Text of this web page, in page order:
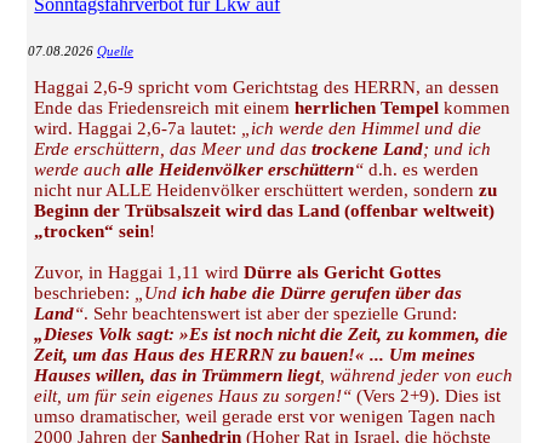
Sonntagsfahrverbot für Lkw auf
07.08.2026 Quelle
Haggai 2,6-9 spricht vom Gerichtstag des HERRN, an dessen
Ende das Friedensreich mit einem herrlichen Tempel kommen
wird. Haggai 2,6-7a lautet:
„ich werde den Himmel und die
Erde erschüttern, das Meer und das trockene Land; und ich
werde auch alle Heidenvölker erschüttern“ d.h. es werden
nicht nur ALLE Heidenvölker erschüttert werden, sondern zu
Beginn der Trübsalszeit wird das Land (offenbar weltweit)
„trocken“ sein!
Zuvor, in Haggai 1,11 wird Dürre als Gericht Gottes
beschrieben:
„Und ich habe die Dürre gerufen über das
Land“. Sehr beachtenswert ist aber der spezielle Grund:
„Dieses Volk sagt: »Es ist noch nicht die Zeit, zu kommen, die
Zeit, um das Haus des HERRN zu bauen!« ... Um meines
Hauses willen, das in Trümmern liegt, während jeder von euch
eilt, um für sein eigenes Haus zu sorgen!“ (Vers 2+9). Dies ist
umso dramatischer, weil gerade erst vor wenigen Tagen nach
2000 Jahren der Sanhedrin (Hoher Rat in Israel, die höchste